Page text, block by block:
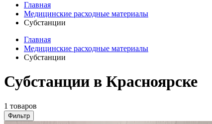
Главная
Медицинские расходные материалы
Субстанции
Главная
Медицинские расходные материалы
Субстанции
Субстанции в Красноярске
1 товаров
Фильтр